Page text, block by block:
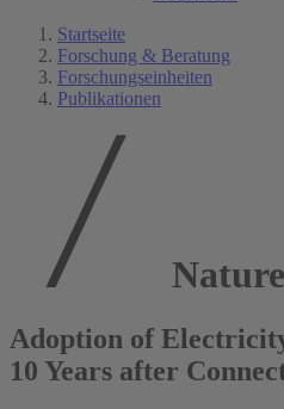
Startseite
Forschung & Beratung
Forschungseinheiten
Publikationen
Adoption of
10 Years after